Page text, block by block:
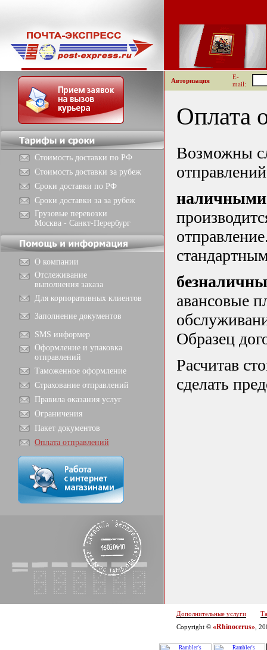
Стоимость доставки по РФ
Стоимость доставки за рубеж
Сроки доставки по РФ
Сроки доставки за за рубеж
Грузовые перевозки
Москва - Санкт-Перербург
О компании
Отслеживание
выполнения заказа
Для корпоративных клиентов
Заполнение документов
SMS информер
Оформление и упаковка
отправлений
Таможенное оформление
Страхование отправлений
Правила оказания услуг
Ограничения
Пакет документов
Оплата отправлений
Авторизация
E-
mail:
Оплата
Возможны
авансовые
Образец
Расчитав
сделать
Дополнительные услуги
Copyright © «Rhinocerus» ,